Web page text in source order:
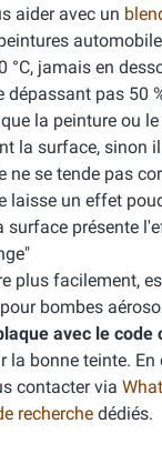
aider avec un
°C, jamais en
dépassant pas 50
la peinture ou
la surface, sinon
ne se tende pas
laisse un effet
surface présente
plus facilement,
pour bombes
avec le code
la bonne teinte. En
contacter via
recherche dédiés.